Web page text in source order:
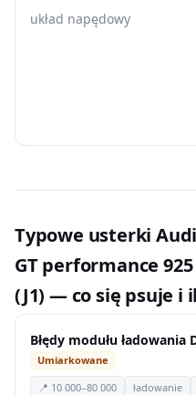
układ napędowy
Typowe usterki
GT performance
(J1) — co się psuje i
Błędy modułu ładowania
Umiarkowane
📍 10 000–80 000
ładowanie